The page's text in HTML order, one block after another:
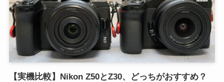
【実機比較】Nikon Z50とZ30、どっちがおすすめ？